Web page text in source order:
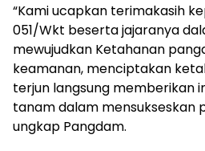
“Kami ucapkan terimakasih
051/Wkt beserta jajaranya
mewujudkan Ketahanan
keamanan, menciptakan
terjun langsung memberikan
tanam dalam mensukseskan
ungkap Pangdam.